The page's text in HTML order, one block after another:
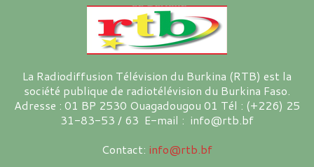
La Radiodiffusion Télévision du Burkina (RTB) est la
société publique de radiotélévision du Burkina Faso.
Adresse : 01 BP 2530 Ouagadougou 01 Tél : (+226) 25
31-83-53 / 63 E-mail : info@rtb.bf
Contact: info@rtb.bf